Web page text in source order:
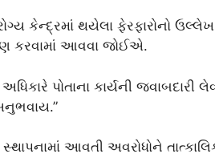
કેન્દ્રમાં થયેલા ફેરફારોનો
કરવામાં આવવા જોઈએ.
પોતાના કાર્યની
આવતી અવરોધોને